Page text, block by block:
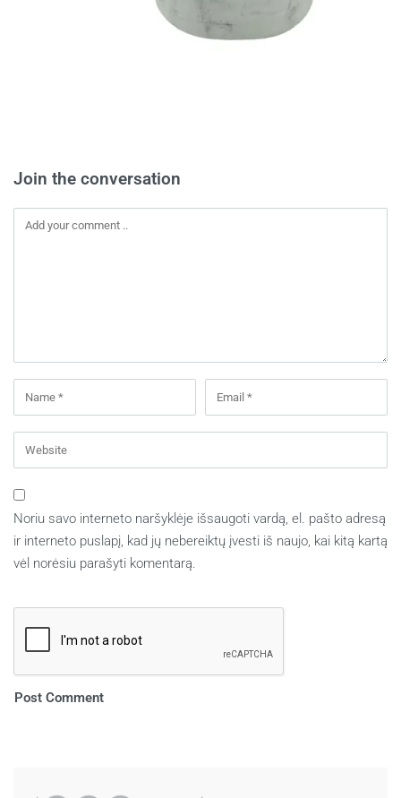
Join the conversation
Noriu savo interneto naršyklėje išsaugoti vardą, el. pašto adresą
ir interneto puslapį, kad jų nebereiktų įvesti iš naujo, kai kitą kartą
vėl norėsiu parašyti komentarą.